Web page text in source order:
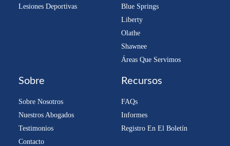
Lesiones Deportivas
Blue Springs
Liberty
Olathe
Shawnee
Áreas Que Servimos
Sobre
Sobre Nosotros
Nuestros Abogados
Testimonios
Contacto
Recursos
FAQs
Informes
Registro En El Boletín